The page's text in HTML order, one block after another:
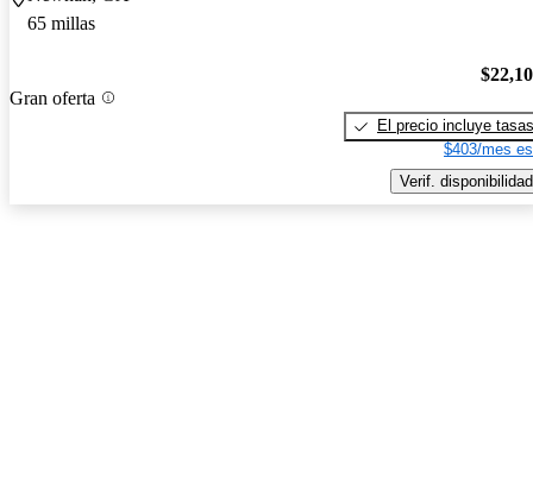
65 millas
Gran oferta
El precio incluye tasas
$403/mes
Verif. disponibilidad